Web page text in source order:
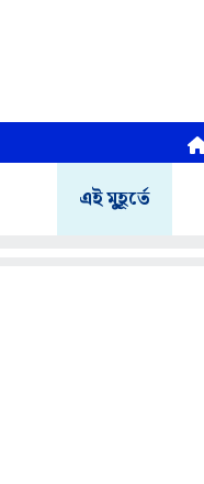
এই মুহূর্তে